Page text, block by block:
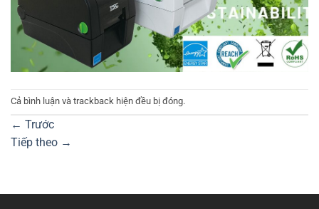
Cả bình luận và trackback hiện đều bị đóng.
← Trước
Tiếp theo →